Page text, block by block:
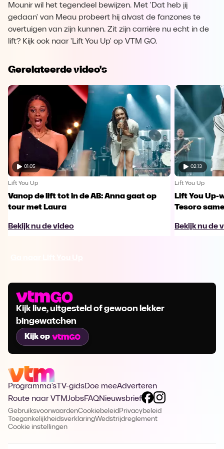
Mounir wil het tegendeel bewijzen. Met 'Dat heb jij
gedaan' van Meau probeert hij alvast de fanzones te
overtuigen van zijn kunnen. Zit zijn carrière nu echt in de
lift? Kijk ook naar 'Lift You Up' op VTM GO.
Gerelateerde video's
01:05
Lift You Up
Vanop de lift tot in de AB: Anna gaat op
tour met Laura
Bekijk nu de video
02:13
Lift You Up
Lift You Up-
Tesoro
Bekijk nu de
Kijk live, uitgesteld of gewoon lekker
bingewatchen
Kijk op
Programma's TV-gidsDoe meeAdverteren
Route naar VTMJobsFAQNieuwsbrief
GebruiksvoorwaardenCookiebeleid Privacybeleid
ToegankelijkheidsverklaringWedstrijdreglement
Cookie instellingen